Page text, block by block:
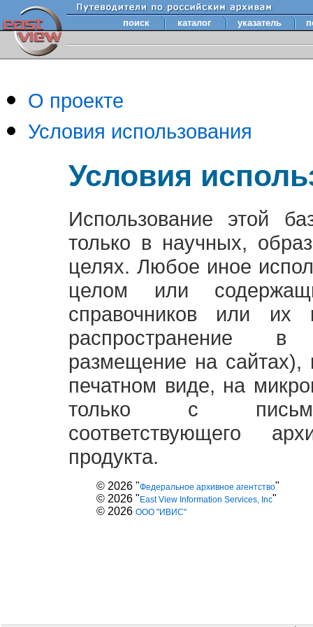
поиск каталог указатель
О проекте
Условия использования
Условия
Использование этой
только в научных,
целях. Любое иное
целом или
справочников или их
распространение
размещение на
печатном виде, на
только с
соответствующего
продукта.
© 2026 "Федеральное архивное агентство"
© 2026 " East View Information Services, Inc"
© 2026 ООО "ИВИС"